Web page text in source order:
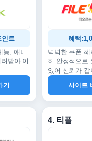
인트
능, 애니
받아 이
기
혜택
넉넉한 쿠폰
히 안정적으로
있어 신뢰가 갑
사이트
4. 티플